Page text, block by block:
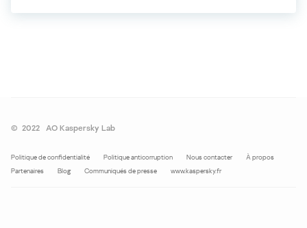
© 2022 AO Kaspersky Lab
Politique de confidentialité Politique anticorruption Nous contacter
À propos
Partenaires
Blog Communiqués de presse www.kaspersky.fr